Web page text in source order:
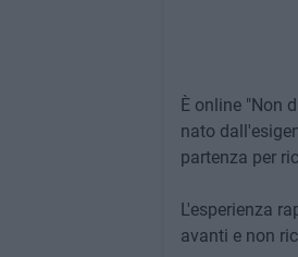
È online "Non
nato
partenza per
L'esperienza
avanti e non